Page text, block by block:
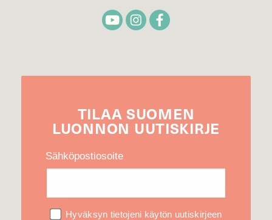
TILAA SUOMEN
LUONNON UUTIS­KIRJE
Sähköpostiosoite
Hyväksyn tietojeni käytön uutiskirjeen